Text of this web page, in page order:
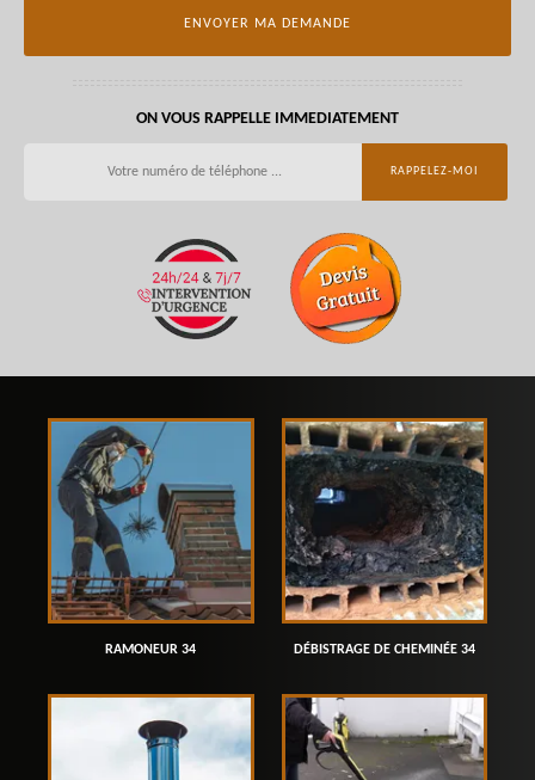
ON VOUS RAPPELLE IMMEDIATEMENT
RAMONEUR 34 DÉBISTRAGE DE CHEMINÉE 34